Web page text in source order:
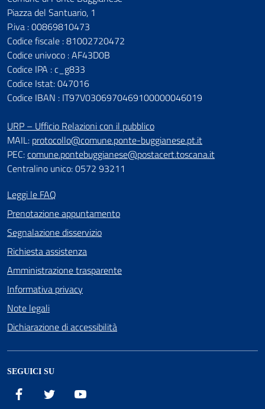
Piazza del Santuario, 1
P.iva : 00869810473
Codice fiscale : 81002720472
Codice univoco : AF43D0B
Codice IPA : c_g833
Codice Istat: 047016
Codice IBAN : IT97V0306970469100000046019
URP – Ufficio Relazioni con il pubblico
MAIL: protocollo@comune.ponte-buggianese.pt.it
PEC:comune.pontebuggianese@postacert.toscana.it
Centralino unico: 0572 93211
Leggi le FAQ
Prenotazione appuntamento
Segnalazione disservizio
Richiesta assistenza
Amministrazione trasparente
Informativa privacy
Note legali
Dichiarazione di accessibilità
SEGUICI SU
Facebook